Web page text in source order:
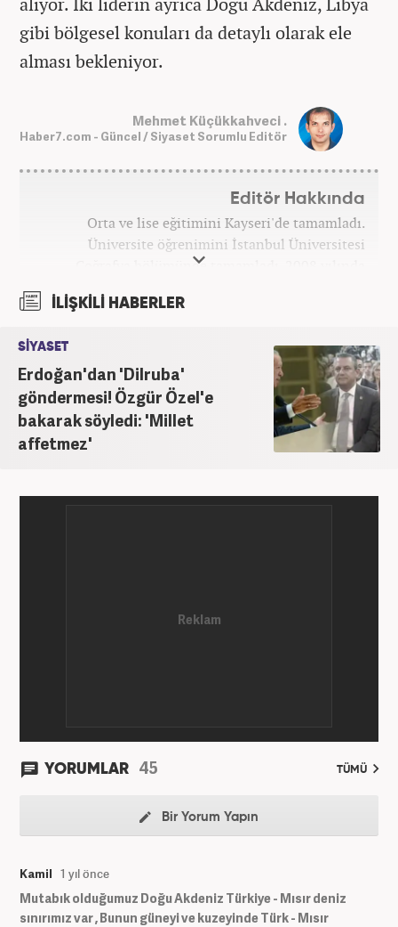
gibi bölgesel konuları da detaylı olarak ele
alması bekleniyor.
Mehmet Küçükkahveci .
Haber7.com - Güncel / Siyaset Sorumlu Editör
Editör Hakkında
Orta ve lise eğitimini Kayseri'de tamamladı.
Üniversite öğrenimini İstanbul Üniversitesi
Coğrafya bölümünde tamamladı. 2008 yılında
attı. 15 yıllık profesyonel editörlük kariyerinde tüm
Haber7.com'da 'Güncel/Siyaset Sorumlu Editörü'
olarak devam etmektedir.
İLİŞKİLİ HABERLER
SİYASET
Erdoğan'dan 'Dilruba'
göndermesi! Özgür Özel'e
bakarak söyledi: 'Millet
affetmez'
YORUMLAR 45 TÜMÜ
Bir Yorum Yapın
Kamil 1 yıl önce
Mutabık olduğumuz Doğu Akdeniz Türkiye - Mısır deniz
sınırımız var , Bunun güneyi ve kuzeyinde Türk - Mısır